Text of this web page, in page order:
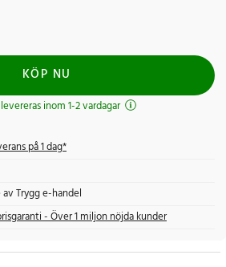
KÖP NU
inom 1-2 vardagar
på 1 dag*
Trygg e-handel
- Över 1 miljon nöjda kunder